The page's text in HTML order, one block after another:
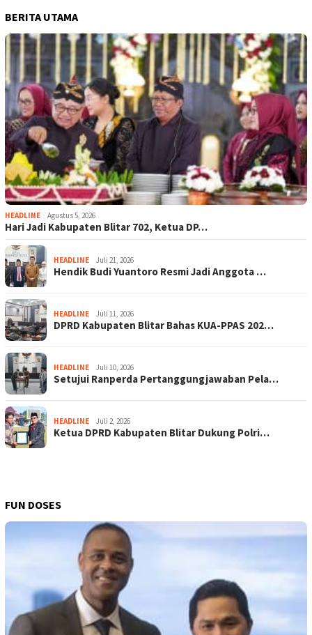
BERITA UTAMA
HEADLINE Agustus 5, 2026
Hari Jadi Kabupaten Blitar 702, Ketua DP…
HEADLINE Juli 21, 2026
Hendik Budi Yuantoro Resmi Jadi Anggota …
HEADLINE Juli 11, 2026
DPRD Kabupaten Blitar Bahas KUA-PPAS 202…
HEADLINE Juli 10, 2026
Setujui Ranperda Pertanggungjawaban Pela…
HEADLINE Juli 2, 2026
Ketua DPRD Kabupaten Blitar Dukung Polri…
FUN DOSES